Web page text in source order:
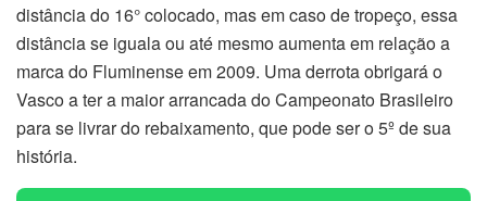
distância do 16° colocado, mas em caso de tropeço, essa
distância se iguala ou até mesmo aumenta em relação a
marca do Fluminense em 2009. Uma derrota obrigará o
Vasco a ter a maior arrancada do Campeonato Brasileiro
para se livrar do rebaixamento, que pode ser o 5º de sua
história.